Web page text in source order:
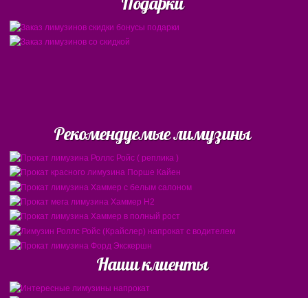
Рекомендуемые лимузины
Наши клиенты